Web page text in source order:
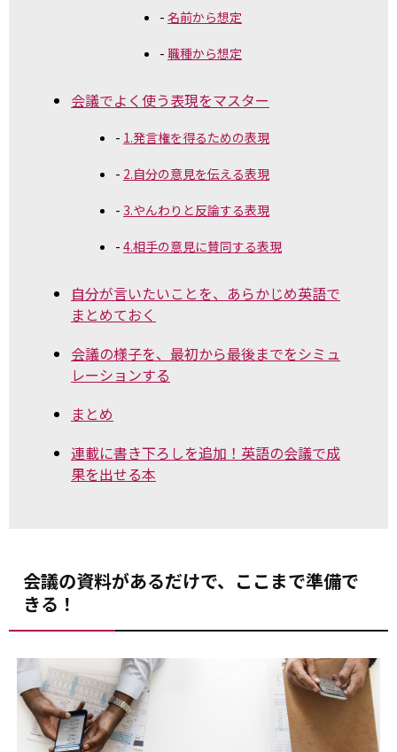
名前から想定
職種から想定
会議でよく使う表現をマスター
1.発言権を得るための表現
2.自分の意見を伝える表現
3.やんわりと反論する表現
4.相手の意見に賛同する表現
自分が言いたいことを、あらかじめ英語で
まとめておく
会議の様子を、最初から最後までをシミュ
レーションする
まとめ
連載に書き下ろしを追加！英語の会議で成
果を出せる本
会議の資料があるだけで、ここまで準備で
きる！